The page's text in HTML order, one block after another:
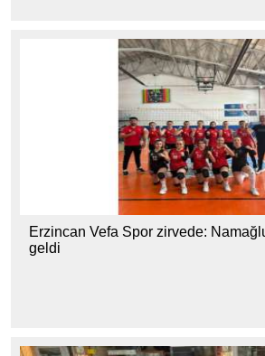
Erzincan Vefa Spor zirvede:
geldi